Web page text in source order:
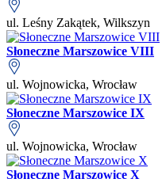
ul. Leśny Zakątek, Wilkszyn
Słoneczne Marszowice VIII
ul. Wojnowicka, Wrocław
Słoneczne Marszowice IX
ul. Wojnowicka, Wrocław
Słoneczne Marszowice X